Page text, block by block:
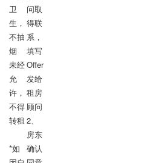
卫
生，
不抽
烟
未经
允
许，
不得
转租
*如
问取
得联
系，
填写
Offer
发给
租房
顾问
2、
房东
确认